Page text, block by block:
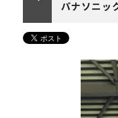
パナソニッ